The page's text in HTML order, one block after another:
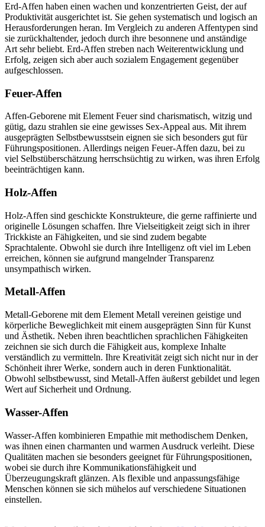
Erd-Affen haben einen wachen und konzentrierten Geist, der auf
Produktivität ausgerichtet ist. Sie gehen systematisch und logisch an
Herausforderungen heran. Im Vergleich zu anderen Affentypen sind
sie zurückhaltender, jedoch durch ihre besonnene und anständige
Art sehr beliebt. Erd-Affen streben nach Weiterentwicklung und
Erfolg, zeigen sich aber auch sozialem Engagement gegenüber
aufgeschlossen.
Feuer-Affen
Affen-Geborene mit Element Feuer sind charismatisch, witzig und
gütig, dazu strahlen sie eine gewisses Sex-Appeal aus. Mit ihrem
ausgeprägten Selbstbewusstsein eignen sie sich besonders gut für
Führungspositionen. Allerdings neigen Feuer-Affen dazu, bei zu
viel Selbstüberschätzung herrschsüchtig zu wirken, was ihren Erfolg
beeinträchtigen kann.
Holz-Affen
Holz-Affen sind geschickte Konstrukteure, die gerne raffinierte und
originelle Lösungen schaffen. Ihre Vielseitigkeit zeigt sich in ihrer
Trickkiste an Fähigkeiten, und sie sind zudem begabte
Sprachtalente. Obwohl sie durch ihre Intelligenz oft viel im Leben
erreichen, können sie aufgrund mangelnder Transparenz
unsympathisch wirken.
Metall-Affen
Metall-Geborene mit dem Element Metall vereinen geistige und
körperliche Beweglichkeit mit einem ausgeprägten Sinn für Kunst
und Ästhetik. Neben ihren beachtlichen sprachlichen Fähigkeiten
zeichnen sie sich durch die Fähigkeit aus, komplexe Inhalte
verständlich zu vermitteln. Ihre Kreativität zeigt sich nicht nur in der
Schönheit ihrer Werke, sondern auch in deren Funktionalität.
Obwohl selbstbewusst, sind Metall-Affen äußerst gebildet und legen
Wert auf Sicherheit und Ordnung.
Wasser-Affen
Wasser-Affen kombinieren Empathie mit methodischem Denken,
was ihnen einen charmanten und warmen Ausdruck verleiht. Diese
Qualitäten machen sie besonders geeignet für Führungspositionen,
wobei sie durch ihre Kommunikationsfähigkeit und
Überzeugungskraft glänzen. Als flexible und anpassungsfähige
Menschen können sie sich mühelos auf verschiedene Situationen
einstellen.